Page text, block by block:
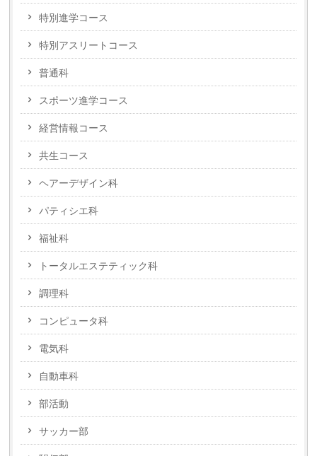
特別進学コース
特別アスリートコース
普通科
スポーツ進学コース
経営情報コース
共生コース
ヘアーデザイン科
パティシエ科
福祉科
トータルエステティック科
調理科
コンピュータ科
電気科
自動車科
部活動
サッカー部